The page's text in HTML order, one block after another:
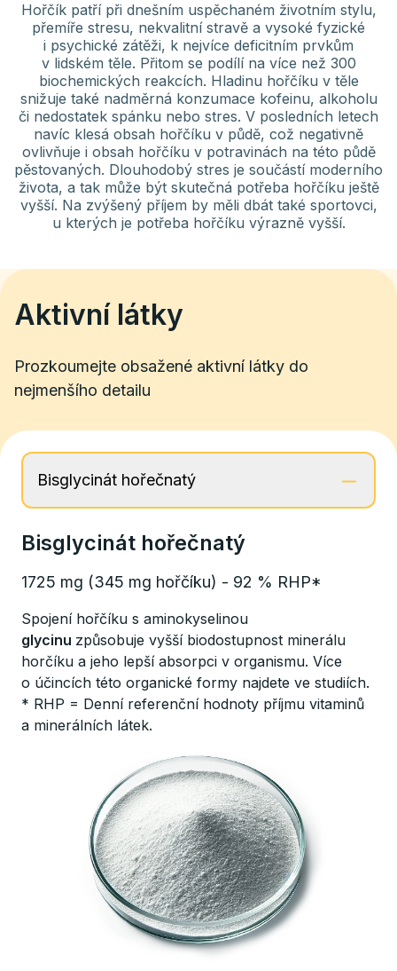
Hořčík patří při dnešním uspěchaném životním stylu,
přemíře stresu, nekvalitní stravě a vysoké fyzické
i psychické zátěži, k nejvíce deficitním prvkům
v lidském těle. Přitom se podílí na více než 300
biochemických reakcích. Hladinu hořčíku v těle
snižuje také nadměrná konzumace kofeinu, alkoholu
či nedostatek spánku nebo stres. V posledních letech
navíc klesá obsah hořčíku v půdě, což negativně
ovlivňuje i obsah hořčíku v potravinách na této půdě
pěstovaných. Dlouhodobý stres je součástí moderního
života, a tak může být skutečná potřeba hořčíku ještě
vyšší. Na zvýšený příjem by měli dbát také sportovci,
u kterých je potřeba hořčíku výrazně vyšší.
Aktivní látky
Prozkoumejte obsažené aktivní látky do
nejmenšího detailu
Bisglycinát hořečnatý
Bisglycinát hořečnatý
1725 mg (345 mg hořčíku) - 92 % RHP*
Spojení hořčíku s aminokyselinou
glycinu způsobuje vyšší biodostupnost minerálu
horčíku a jeho lepší absorpci v organismu. Více
o účincích této organické formy najdete ve studiích.
* RHP = Denní referenční hodnoty příjmu vitaminů
a minerálních látek.